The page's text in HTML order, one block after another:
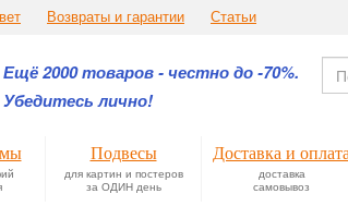
Возвраты и гарантии Статьи
Ещё 2000 товаров - честно до -70%.
Убедитесь лично!
Подвесы
для картин и постеров
за ОДИН день
Доставка и оплата
доставка
самовывоз